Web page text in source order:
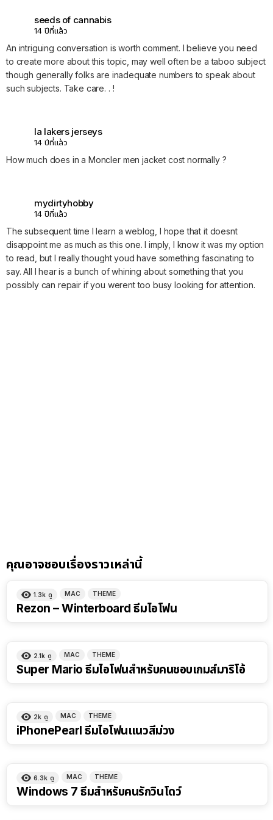
seeds of cannabis
14 ปีที่แล้ว
An intriguing conversation is worth comment. I believe you need
to create more about this topic, may well often be a taboo subject
though generally folks are inadequate numbers to speak about
such subjects. Take care. . !
la lakers jerseys
14 ปีที่แล้ว
How much does in a Moncler men jacket cost normally ?
mydirtyhobby
14 ปีที่แล้ว
The subsequent time I learn a weblog, I hope that it doesnt
disappoint me as much as this one. I imply, I know it was my option
to read, but I really thought youd have something fascinating to
say. All I hear is a bunch of whining about something that you
possibly can repair if you werent too busy looking for attention.
คุณอาจชอบเรื่องราวเหล่านี้
1.3k ดู MAC THEME
Rezon – Winterboard ธีมไอโฟน
2.1k ดู MAC THEME
Super Mario ธีมไอโฟนสำหรับคนชอบเกมส์มาริโอ้
2k ดู MAC THEME
iPhonePearl ธีมไอโฟนแนวสีม่วง
6.3k ดู MAC THEME
Windows 7 ธีมสำหรับคนรักวินโดว์